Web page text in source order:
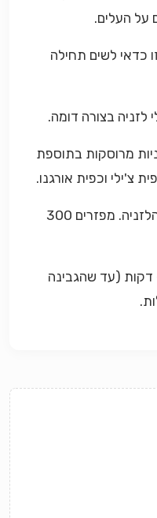
כדאי לשים תחילה
מרוסקות בתוספת
צ'ילי וכפית אורגנו.
5. מערבבים ומחליקים על עלי הלזניה. מפזרים 300
לתנור למשך כ40- דקות (עד שהגבינה